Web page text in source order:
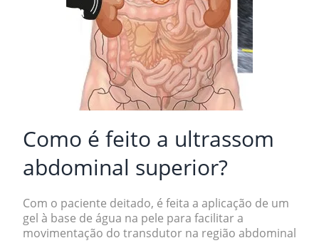
Como é feito a ultrassom
abdominal superior?
Com o paciente deitado, é feita a aplicação de um
gel à base de água na pele para facilitar a
movimentação do transdutor na região abdominal